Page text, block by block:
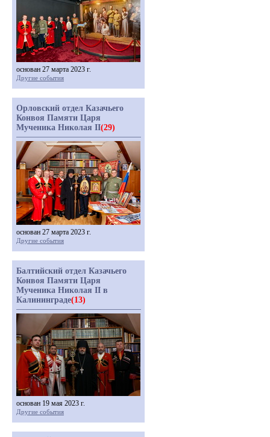
основан 27 марта 2023 г.
Другие события
Орловский отдел Казачьего
Конвоя Памяти Царя
Мученика Николая II(29)
основан 27 марта 2023 г.
Другие события
Балтийский отдел Казачьего
Конвоя Памяти Царя
Мученика Николая II в
Калининграде(13)
основан 19 мая 2023 г.
Другие события